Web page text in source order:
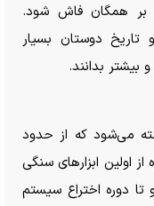
همگان فاش شود.
تاریخ دوستان بسیار
بیشتر بدانند.
می‌شود که از حدود
اولین ابزار‌های سنگی
دوره اختراع سیستم